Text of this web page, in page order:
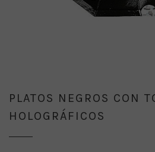
PLATOS NEGROS CON
HOLOGRÁFICOS